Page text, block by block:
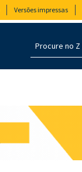
Versões impressas